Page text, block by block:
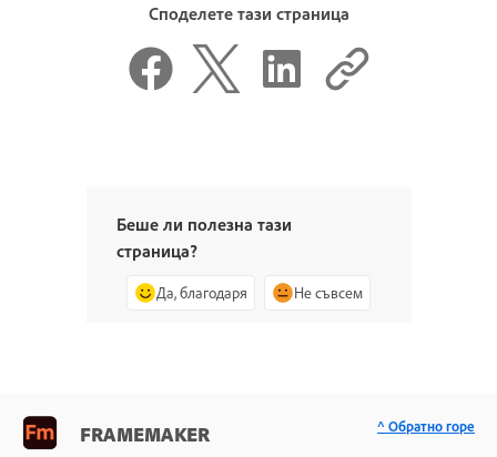
Споделете тази страница
Беше ли полезна тази
страница?
Да, благодаря Не съвсем
FRAMEMAKER ^ Обратно горе